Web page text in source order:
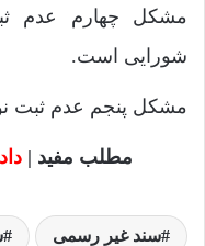
مشکل چهارم عدم
شورایی است.
مشکل پنجم عدم ثبت
مطلب مفید |
سند غیر رسمی